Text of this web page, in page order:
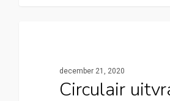
december 21, 2020
Circulair